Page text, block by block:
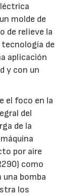
molde de
de relieve la
tecnología de
aplicación
y con un
el foco en la
del
de la
por aire
como
bomba
los